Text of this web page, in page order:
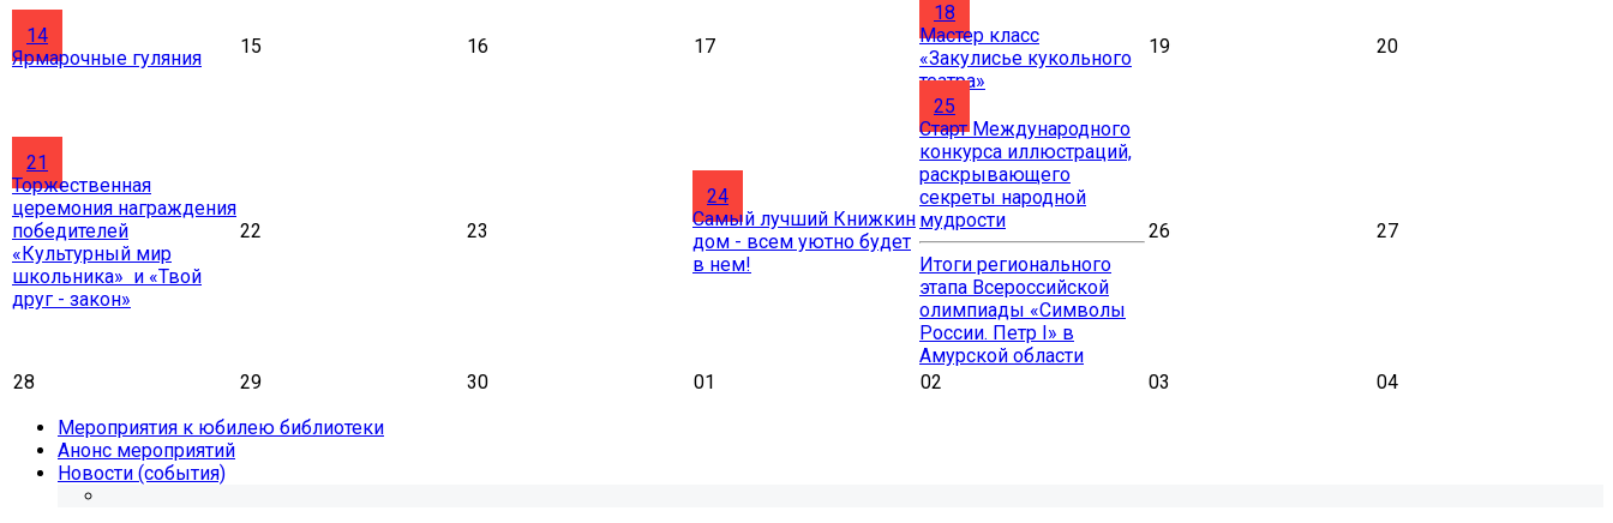
14
Ярмарочные гуляния
15 16 17
18
Мастер класс
«Закулисье кукольного
театра»
19 20
21
Торжественная
церемония награждения
победителей
«Культурный мир
школьника» и «Твой
друг - закон»
22 23
24
Самый лучший Книжкин
дом - всем уютно будет
в нем!
25
Старт Международного
конкурса иллюстраций,
раскрывающего
секреты народной
мудрости
Итоги регионального
этапа Всероссийской
олимпиады «Символы
России. Петр I» в
Амурской области
26 27
28 29 30 01 02 03
04
Мероприятия к юбилею библиотеки
Анонс мероприятий
Новости (события)